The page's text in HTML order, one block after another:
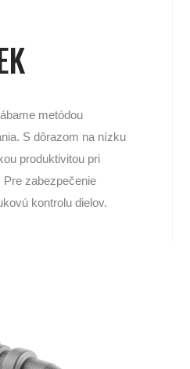
metódou
S dôrazom na nízku
produktivitou pri
zabezpečenie
kontrolu dielov.